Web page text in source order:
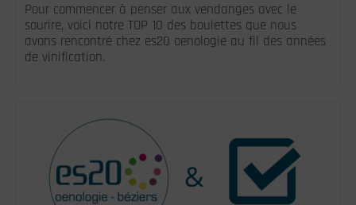
Pour commencer à penser aux vendanges avec le
sourire, voici notre TOP 10 des boulettes que nous
avons rencontré chez es20 oenologie au fil des années
de vinification.